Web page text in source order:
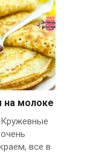
молоке
все в